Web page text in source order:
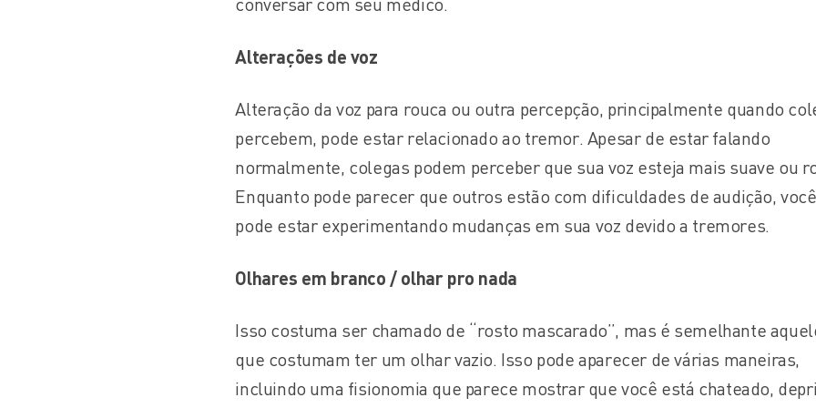
Alterações de voz
Alteração da voz para rouca ou outra percepção, principalmente quando
percebem, pode estar relacionado ao tremor. Apesar de estar falando
normalmente, colegas podem perceber que sua voz esteja mais suave ou
Enquanto pode parecer que outros estão com dificuldades de audição, você
pode estar experimentando mudanças em sua voz devido a tremores.
Olhares em branco / olhar pro nada
Isso costuma ser chamado de “rosto mascarado”, mas é semelhante
que costumam ter um olhar vazio. Isso pode aparecer de várias maneiras,
incluindo uma fisionomia que parece mostrar que você está chateado,